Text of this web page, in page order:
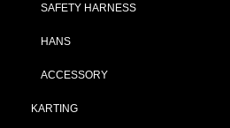
SAFETY HARNESS
HANS
ACCESSORY
KARTING